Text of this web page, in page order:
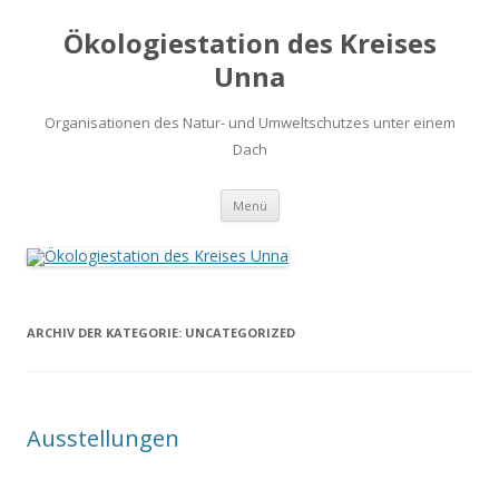
Ökologiestation des Kreises
Unna
Organisationen des Natur- und Umweltschutzes unter einem
Dach
Menü Zum
springen
ARCHIV DER KATEGORIE: UNCATEGORIZED
Ausstellungen